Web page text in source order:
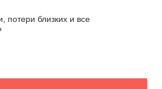
потери близких и все